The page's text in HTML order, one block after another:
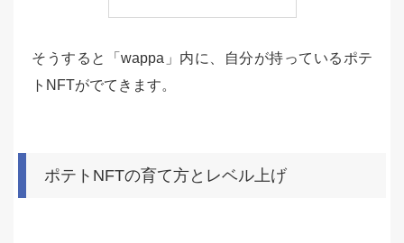
そうすると「wappa」内に、自分が持っているポテ
トNFTがでてきます。
ポテトNFTの育て方とレベル上げ